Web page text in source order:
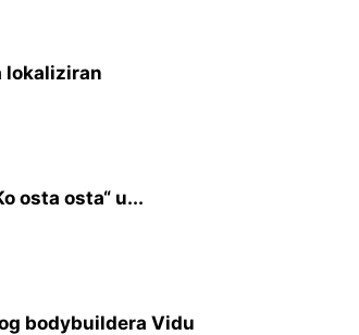
lokaliziran
osta osta“ u...
bodybuildera Vidu